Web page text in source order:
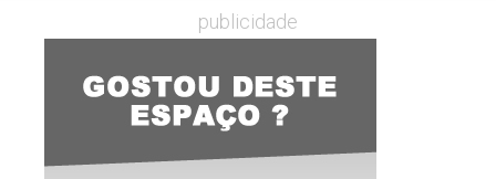
publicidade